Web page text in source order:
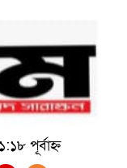
পূর্বাহ্ন